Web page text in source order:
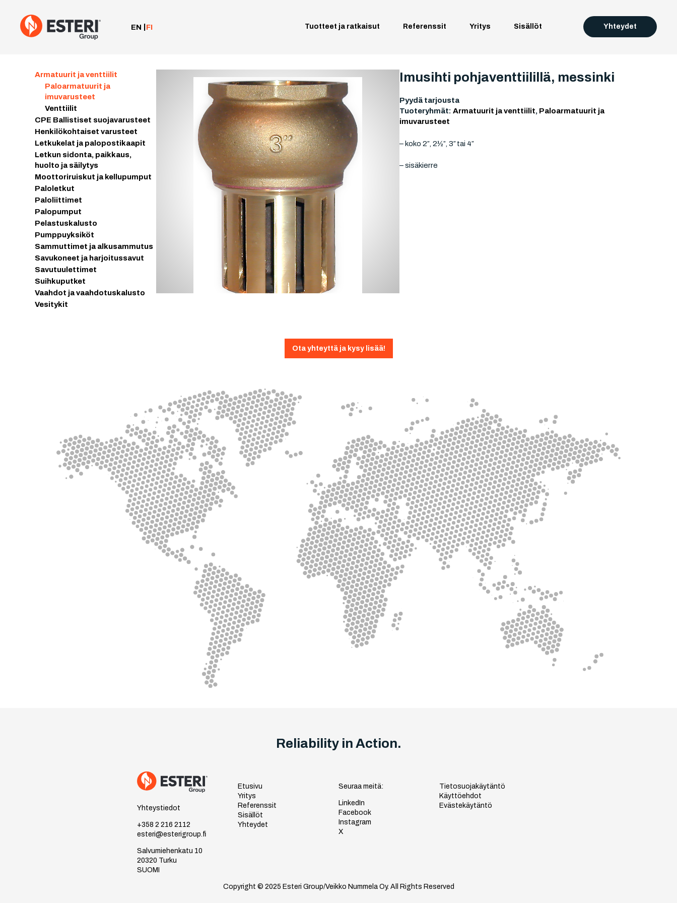
sisältöön
EN
FI Tuotteet ja ratkaisut Referenssit Yritys Sisällöt Yhteydet
Armatuurit ja venttiilit
Paloarmatuurit ja
imuvarusteet
Venttiilit
CPE Ballistiset suojavarusteet
Henkilökohtaiset varusteet
Letkukelat ja palopostikaapit
Letkun sidonta, paikkaus,
huolto ja säilytys
Moottoriruiskut ja kellupumput
Paloletkut
Paloliittimet
Palopumput
Pelastuskalusto
Pumppuyksiköt
Sammuttimet ja alkusammutus
Savukoneet ja harjoitussavut
Savutuulettimet
Suihkuputket
Vaahdot ja vaahdotuskalusto
Vesitykit
Imusihti pohjaventtiilillä, messinki
Pyydä tarjousta
Tuoteryhmät: Armatuurit ja venttiilit, Paloarmatuurit ja
imuvarusteet
– koko 2″, 2½”, 3″ tai 4″
– sisäkierre
Ota yhteyttä ja kysy lisää!
Reliability in Action.
Yhteystiedot
+358 2 216 2112
esteri@esterigroup.fi
Salvumiehenkatu 10
20320 Turku
SUOMI
Etusivu
Yritys
Referenssit
Sisällöt
Yhteydet
Seuraa meitä:
LinkedIn
Facebook
Instagram
X
Tietosuojakäytäntö
Käyttöehdot
Evästekäytäntö
Copyright © 2025 Esteri Group/Veikko Nummela Oy. All Rights Reserved